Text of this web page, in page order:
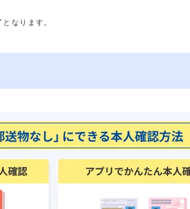
なります。